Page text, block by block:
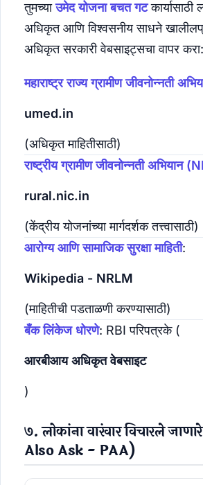
तुमच्याउमेद योजना बचत गटकार्यासाठी
अधिकृत आणि विश्वसनीय साधने
अधिकृत सरकारी वेबसाइट्सचा वापर करा:
महाराष्ट्र राज्य ग्रामीण जीवनोन्नती
umed.in
(अधिकृत माहितीसाठी)
राष्ट्रीय ग्रामीण जीवनोन्नती अभियान
rural.nic.in
(केंद्रीय योजनांच्या मार्गदर्शक तत्त्वासाठी)
आरोग्य आणि सामाजिक सुरक्षा माहिती:
Wikipedia - NRLM
(माहितीची पडताळणी करण्यासाठी)
बँक लिंकेज धोरणे: RBI परिपत्रके (
आरबीआय अधिकृत वेबसाइट
)
७. लोकांना वारंवार विचारले
Also Ask - PAA)